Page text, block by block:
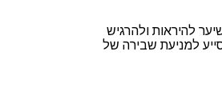
להיראות ולהרגיש
למניעת שבירה של